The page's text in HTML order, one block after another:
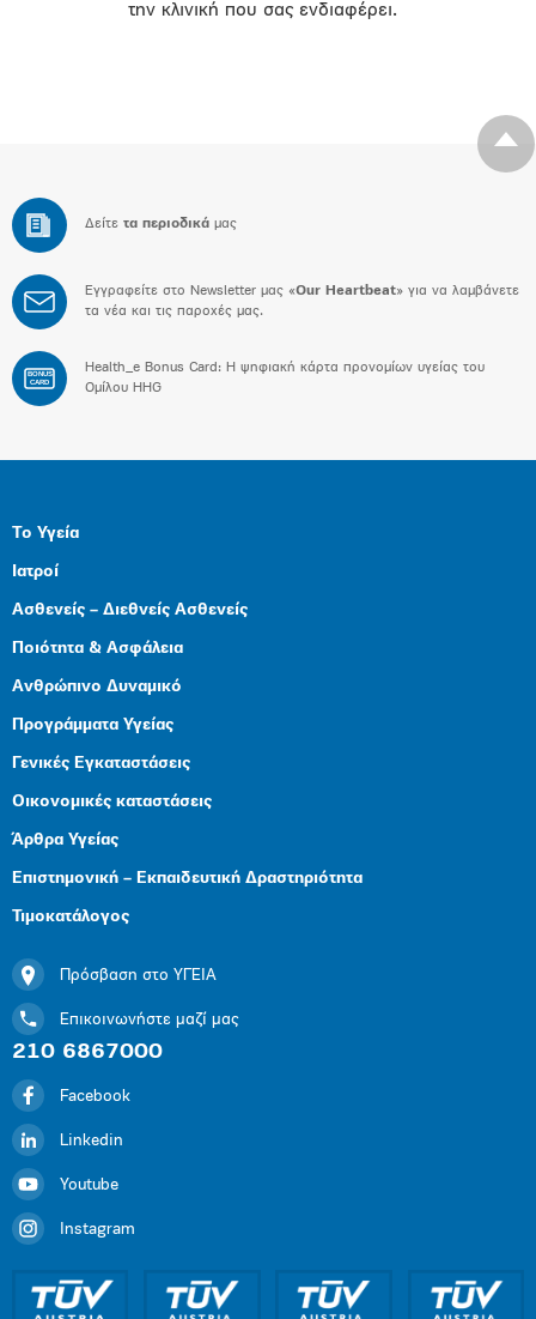
την κλινική που σας ενδιαφέρει.
Δείτε τα περιοδικά μας
Εγγραφείτε στο Newsletter μας «Our Heartbeat» για να λαμβάνετε
τα νέα και τις παροχές μας.
BONUS
CARD
Health_e Bonus Card: H ψηφιακή κάρτα προνομίων υγείας του
Ομίλου HHG
Το Υγεία
Ιατροί
Ασθενείς – Διεθνείς Ασθενείς
Ποιότητα & Ασφάλεια
Ανθρώπινο Δυναμικό
Προγράμματα Υγείας
Γενικές Εγκαταστάσεις
Οικονομικές καταστάσεις
Άρθρα Υγείας
Επιστημονική – Εκπαιδευτική Δραστηριότητα
Τιμοκατάλογος
Πρόσβαση στο ΥΓΕΙΑ
Επικοινωνήστε μαζί μας
210 6867000
Facebook
Linkedin
Youtube
Instagram